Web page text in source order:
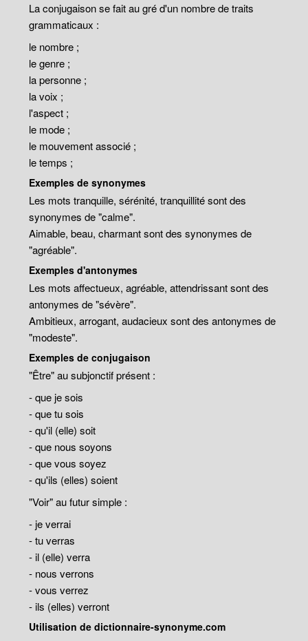
La conjugaison se fait au gré d'un nombre de traits
grammaticaux :
le nombre ;
le genre ;
la personne ;
la voix ;
l'aspect ;
le mode ;
le mouvement associé ;
le temps ;
Exemples de synonymes
Les mots tranquille, sérénité, tranquillité sont des
synonymes de "calme".
Aimable, beau, charmant sont des synonymes de
"agréable".
Exemples d'antonymes
Les mots affectueux, agréable, attendrissant sont des
antonymes de "sévère".
Ambitieux, arrogant, audacieux sont des antonymes de
"modeste".
Exemples de conjugaison
"Être" au subjonctif présent :
- que je sois
- que tu sois
- qu'il (elle) soit
- que nous soyons
- que vous soyez
- qu'ils (elles) soient
"Voir" au futur simple :
- je verrai
- tu verras
- il (elle) verra
- nous verrons
- vous verrez
- ils (elles) verront
Utilisation de dictionnaire-synonyme.com